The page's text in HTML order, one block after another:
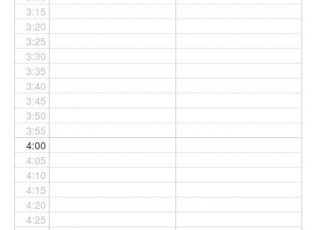
3:15
3:20
3:25
3:30
3:35
3:40
3:45
3:50
3:55
4:00
4:05
4:10
4:15
4:20
4:25